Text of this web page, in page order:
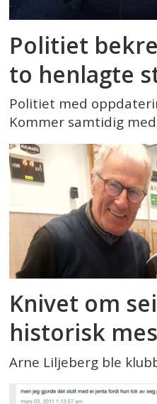
Politiet
to henlagte
Politiet med
Kommer samtidig
Knivet om
historisk
Arne Liljeberg ble